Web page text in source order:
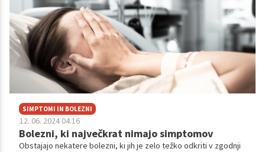
SIMPTOMI IN BOLEZNI
12. 06. 2024 04.16
Bolezni, ki največkrat nimajo simptomov
Obstajajo nekatere bolezni, ki jih je zelo težko odkriti v zgodnji